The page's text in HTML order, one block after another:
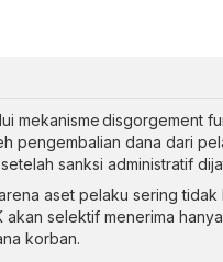
mekanisme disgorgement
pengembalian dana dari
sanksi administratif
aset pelaku sering
selektif menerima
korban.